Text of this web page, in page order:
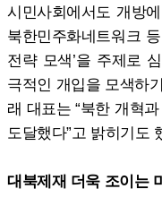
시민사회에서도 개방
북한민주화네트워크
전략 모색’을 주제로
극적인 개입을 모색하
래 대표는 “북한 개혁
도달했다”고 밝히기도
대북제재 더욱 조이는